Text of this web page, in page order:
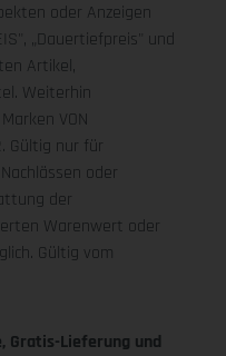
oder Anzeigen
„Dauertiefpreis" und
Artikel,
Weiterhin
VON
Gültig nur für
oder
der
Warenwert oder
Gültig vom
Gratis-Lieferung und